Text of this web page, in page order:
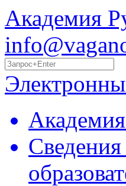
Академия
Академия